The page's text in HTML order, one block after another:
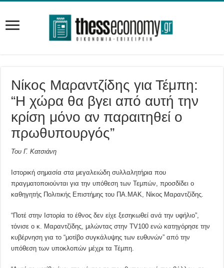
Νίκος Μαραντζίδης για Τέμπη:
“Η χώρα θα βγει από αυτή την
κρίση μόνο αν παραιτηθεί ο
πρωθυπουργός”
Του Γ. Κατσιάνη
Ιστορική σημασία στα μεγαλειώδη συλλαλητήρια που
πραγματοποιούνται για την υπόθεση των Τεμπών, προσδίδει ο
καθηγητής Πολιτικής Επιστήμης του ΠΑ.ΜΑΚ, Νίκος Μαραντζίδης.
“Ποτέ στην Ιστορία το έθνος δεν είχε ξεσηκωθεί ανά την υφήλιο”,
τόνισε ο κ. Μαραντζίδης, μιλώντας στην TV100 ενώ κατηγόρησε την
κυβέρνηση για το “μοτίβο συγκάλυψης των ευθυνών” από την
υπόθεση των υποκλοπών μέχρι τα Τέμπη.